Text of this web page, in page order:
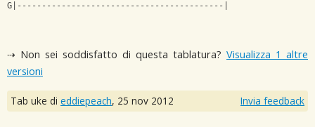
G|------------------------------------------|
⇢ Non sei soddisfatto di questa tablatura? Visualizza 1 altre
versioni
Tab uke di eddiepeach, 25 nov 2012 Invia feedback